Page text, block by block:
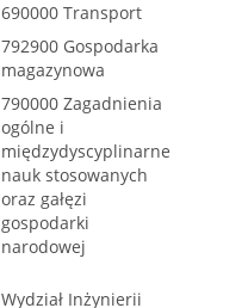
690000 Transport
792900 Gospodarka
magazynowa
790000 Zagadnienia
ogólne i
międzydyscyplinarne
nauk stosowanych
oraz gałęzi
gospodarki
narodowej
Wydział Inżynierii